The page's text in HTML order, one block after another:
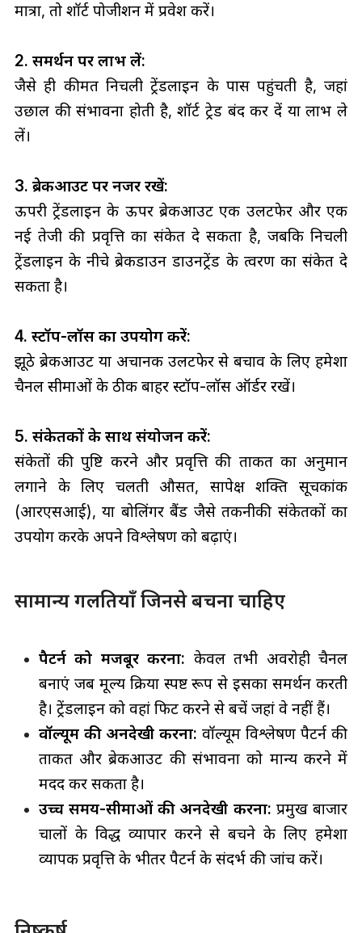
मात्रा, तो शॉर्ट पोजीशन में प्रवेश करें।
2. समर्थन पर लाभ लें:
जैसे ही कीमत निचली ट्रेंडलाइन के पास पहुंचती है, जहां
उछाल की संभावना होती है, शॉर्ट ट्रेड बंद कर दें या लाभ ले
लें।
3. ब्रेकआउट पर नजर रखें:
ऊपरी ट्रेंडलाइन के ऊपर ब्रेकआउट एक उलटफेर और एक
नई तेजी की प्रवृत्ति का संकेत दे सकता है, जबकि निचली
ट्रेंडलाइन के नीचे ब्रेकडाउन डाउनट्रेंड के त्वरण का संकेत दे
सकता है।
4. स्टॉप-लॉस का उपयोग करें:
झूठे ब्रेकआउट या अचानक उलटफेर से बचाव के लिए हमेशा
चैनल सीमाओं के ठीक बाहर स्टॉप-लॉस ऑर्डर रखें।
5. संकेतकों के साथ संयोजन करें:
संकेतों की पुष्टि करने और प्रवृत्ति की ताकत का अनुमान
लगाने के लिए चलती औसत, सापेक्ष शक्ति सूचकांक
(आरएसआई), या बोलिंगर बैंड जैसे तकनीकी संकेतकों का
उपयोग करके अपने विश्लेषण को बढ़ाएं।
सामान्य गलतियाँ जिनसे बचना चाहिए
पैटर्न को मजबूर करना: केवल तभी अवरोही चैनल
बनाएं जब मूल्य क्रिया स्पष्ट रूप से इसका समर्थन करती
है। ट्रेंडलाइन को वहां फिट करने से बचें जहां वे नहीं हैं।
वॉल्यूम की अनदेखी करना: वॉल्यूम विश्लेषण पैटर्न की
ताकत और ब्रेकआउट की संभावना को मान्य करने में
मदद कर सकता है।
उच्च समय-सीमाओं की अनदेखी करना: प्रमुख बाजार
चालों के विरुद्ध व्यापार करने से बचने के लिए हमेशा
व्यापक प्रवृत्ति के भीतर पैटर्न के संदर्भ की जांच करें।